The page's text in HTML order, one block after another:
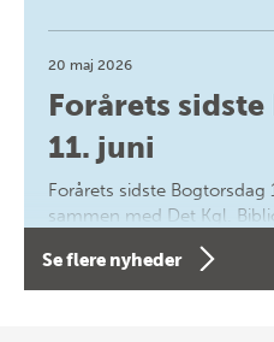
20 maj 2026
Forårets
11. juni
Forårets sidste
sammen med Det Kgl.
forfatterne bag vores nyes…
Se flere nyheder